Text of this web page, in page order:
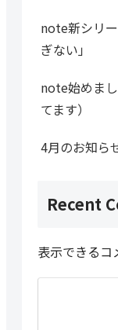
note新シリ
ぎない」
note始めま
てます）
4月のお知ら
Recent
表示できるコ